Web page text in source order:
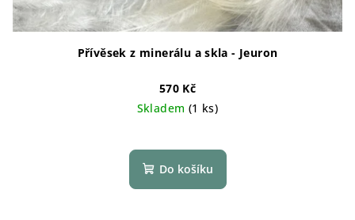
Přívěsek z minerálu a skla - Jeuron
570 Kč
Skladem (1 ks)
Do košíku